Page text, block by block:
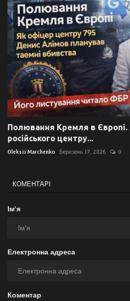
Полювання Кремля в Європі.
російського центру...
Oleksii Marchenko Березень 17, 2026 0
КОМЕНТАРІ
Ім'я
Електронна адреса
Коментар